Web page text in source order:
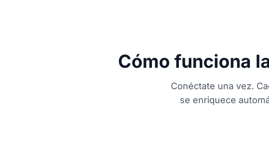
Cómo funciona
Conéctate una vez.
se enriquece